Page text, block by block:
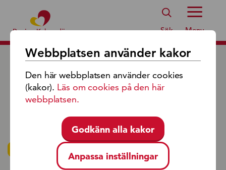
Region Kalmar Läns Logotyp
Sök Meny
PRESSMEDDELANDE 2025-12-19
Webbplatsen använder kakor
Den här webbplatsen använder cookies
(kakor). Läs om cookies på den här
webbplatsen.
Godkänn alla kakor
Anpassa inställningar